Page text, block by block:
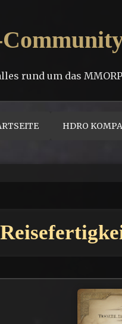
rund um das
HDRO